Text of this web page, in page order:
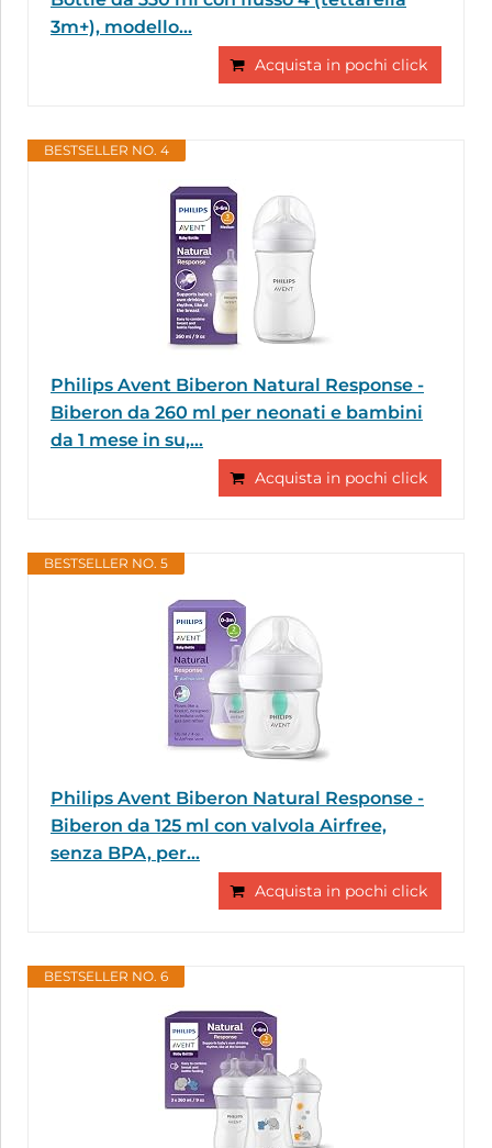
3m+), modello...
Acquista in pochi click
BESTSELLER NO. 4
Philips Avent Biberon Natural Response -
Biberon da 260 ml per neonati e bambini
da 1 mese in su,...
Acquista in pochi click
BESTSELLER NO. 5
Philips Avent Biberon Natural Response -
Biberon da 125 ml con valvola Airfree,
senza BPA, per...
Acquista in pochi click
BESTSELLER NO. 6